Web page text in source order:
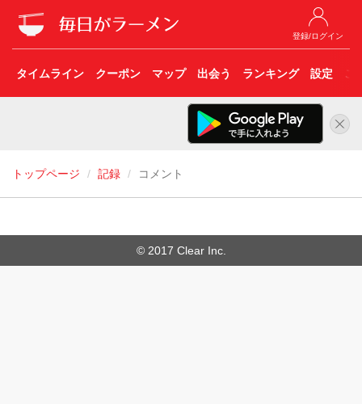
登録/ログイン
タイムライン クーポン マップ 出会う ランキング 設定 こ
トップページ 記録 コメント
© 2017 Clear Inc.